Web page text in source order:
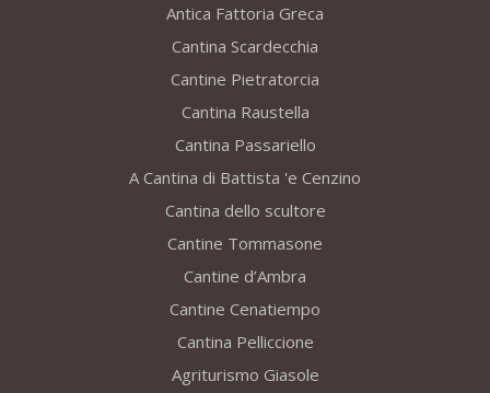
Antica Fattoria Greca
Cantina Scardecchia
Cantine Pietratorcia
Cantina Raustella
Cantina Passariello
A Cantina di Battista 'e Cenzino
Cantina dello scultore
Cantine Tommasone
Cantine d’Ambra
Cantine Cenatiempo
Cantina Pelliccione
Agriturismo Giasole